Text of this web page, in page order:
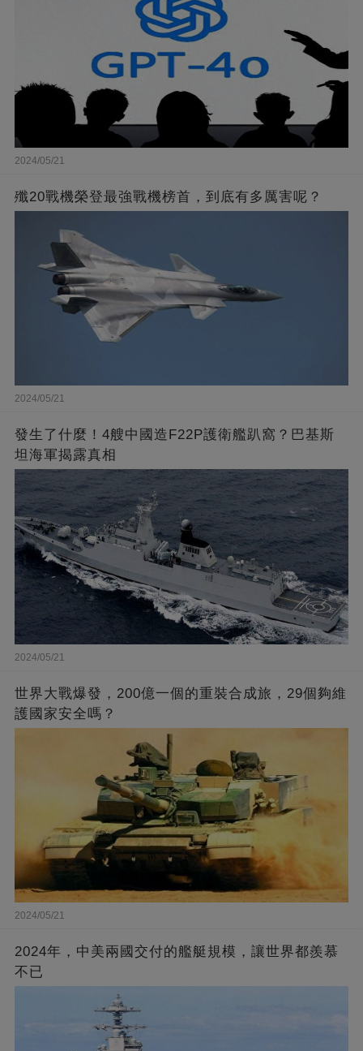
2024/05/21
殲20戰機榮登最強戰機榜首，到底有多厲害呢？
2024/05/21
發生了什麼！4艘中國造F22P護衛艦趴窩？巴基斯
坦海軍揭露真相
2024/05/21
世界大戰爆發，200億一個的重裝合成旅，29個夠維
護國家安全嗎？
2024/05/21
2024年，中美兩國交付的艦艇規模，讓世界都羨慕
不已